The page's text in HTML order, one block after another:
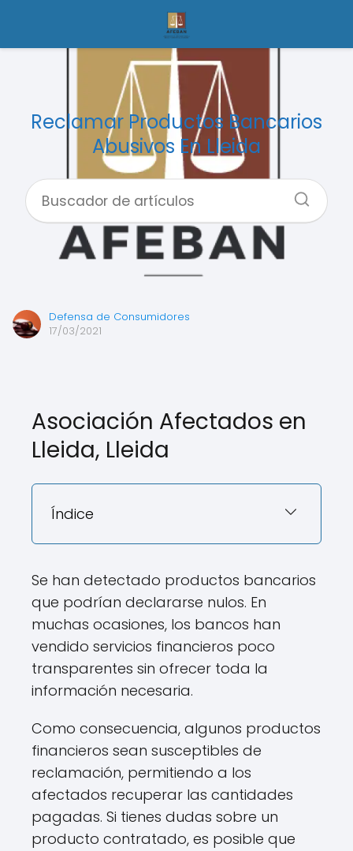
Reclamar Productos Bancarios
Abusivos En Lleida
Defensa de Consumidores
17/03/2021
Asociación Afectados en
Lleida, Lleida
Índice
Se han detectado productos bancarios
que podrían declararse nulos. En
muchas ocasiones, los bancos han
vendido servicios financieros poco
transparentes sin ofrecer toda la
información necesaria.
Como consecuencia, algunos productos
financieros sean susceptibles de
reclamación, permitiendo a los
afectados recuperar las cantidades
pagadas. Si tienes dudas sobre un
producto contratado, es posible que